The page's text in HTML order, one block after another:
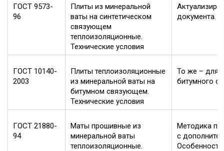
ГОСТ 9573-
96
Плиты из минеральной
ваты на синтетическом
связующем
теплоизоляционные.
Технические условия
документа.
ГОСТ 10140-
2003
Плиты теплоизоляционные
из минеральной ваты на
битумном связующем.
Технические условия
То же – для
битумного
ГОСТ 21880-
94
Маты прошивные из
минеральной ваты
теплоизоляционные.
Методика
с